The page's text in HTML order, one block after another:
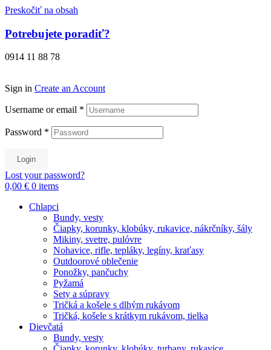
Preskočiť na obsah
Potrebujete poradiť?
0914 11 88 78
Sign in Create an Account
Username or email *
Password *
Login
Lost your password?
0,00 € 0 items
Chlapci
Bundy, vesty
Čiapky, korunky, klobúky, rukavice, nákrčníky, šály
Mikiny, svetre, pulóvre
Nohavice, rifle, tepláky, legíny, kraťasy
Outdoorové oblečenie
Ponožky, pančuchy
Pyžamá
Sety a súpravy
Tričká a košele s dlhým rukávom
Tričká, košele s krátkym rukávom, tielka
Dievčatá
Bundy, vesty